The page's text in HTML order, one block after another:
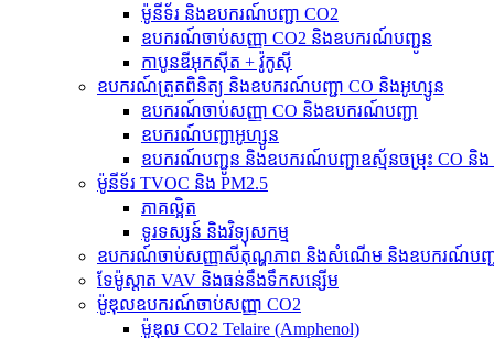
ម៉ូនីទ័រ និងឧបករណ៍បញ្ជា CO2
ឧបករណ៍ចាប់សញ្ញា CO2 និងឧបករណ៍បញ្ជូន
កាបូនឌីអុកស៊ីត + វ៉ូកូស៊ី
ឧបករណ៍ត្រួតពិនិត្យ និងឧបករណ៍បញ្ជា CO និងអូហ្សូន
ឧបករណ៍ចាប់សញ្ញា CO និងឧបករណ៍បញ្ជា
ឧបករណ៍បញ្ជាអូហ្សូន
ឧបករណ៍បញ្ជូន និងឧបករណ៍បញ្ជាឧស្ម័នចម្រុះ CO និង
ម៉ូនីទ័រ TVOC និង PM2.5
ភាគល្អិត
ទូរទស្សន៍ និង​វិទ្យុ​សកម្ម
ឧបករណ៍ចាប់សញ្ញាសីតុណ្ហភាព និងសំណើម និងឧបករណ៍បញ្ជ
ទែម៉ូស្ដាត VAV និងធន់នឹងទឹកសន្សើម
ម៉ូឌុលឧបករណ៍ចាប់សញ្ញា CO2
ម៉ូឌុល CO2 Telaire (Amphenol)